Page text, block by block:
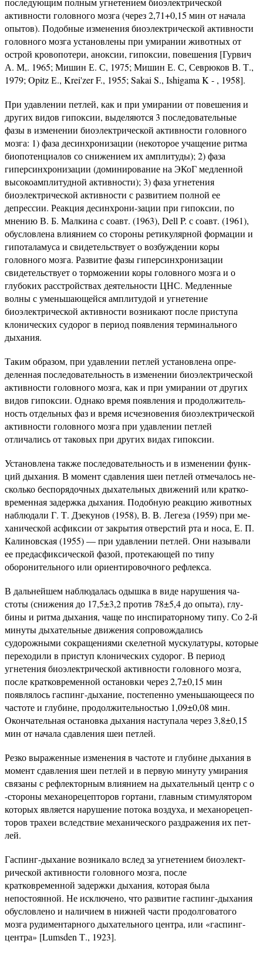
активности головного мозга (через 2,71+0,15 мин от начала
опытов). Подобные изменения биоэлектрической актив­ности
головного мозга установлены при умирании животных от
острой кровопотери, аноксии, гипоксии, повешения [Гурвич
А. М,. 1965; Мишин Е. С, 1975; Мишин Е. С, Севрюков В. Т.,
1979; Opitz Е., Krei'zer F., 1955; Sakai S., Ishigama K - , 1958].
При удавлении петлей, как и при умирании от повешения и
других видов гипоксии, выделяются 3 последовательные
фазы в изменении биоэлектрической активности головного
мозга: 1) фаза десинхронизации (некоторое учащение ритма
биопо­тенциалов со снижением их амплитуды); 2) фаза
гиперсинхро­низации (доминирование на ЭКоГ медленной
высокоамплитуд­ной активности); 3) фаза угнетения
биоэлектрической актив­ности с развитием полной ее
депрессии. Реакция десинхрони-зации при гипоксии, по
мнению В. Б. Малкина с соавт. (1963), Dell P. с соавт. (1961),
обусловлена влиянием со стороны ре­тикулярной формации и
гипоталамуса и свидетельствует о возбуждении коры
головного мозга. Развитие фазы гиперсинх­ронизации
свидетельствует о торможении коры головного моз­га и о
глубоких расстройствах деятельности ЦНС. Медленные
волны с уменьшающейся амплитудой и угнетение
биоэлектри­ческой активности возникают после приступа
клонических су­дорог в период появления терминального
дыхания.
Таким образом, при удавлении петлей установлена опре­
деленная последовательность в изменении биоэлектрической
активности головного мозга, как и при умирании от других
видов гипоксии. Однако время появления и продолжитель­
ность отдельных фаз и время исчезновения биоэлектрической
активности головного мозга при удавлении петлей
отличались от таковых при других видах гипоксии.
Установлена также последовательность и в изменении функ­
ций дыхания. В момент сдавления шеи петлей отмечалось не­
сколько беспорядочных дыхательных движений или кратко­
временная задержка дыхания. Подобную реакцию животных
наблюдали Г. Т. Дзекунов (1958), В. В. Легеза (1959) при ме­
ханической асфиксии от закрытия отверстий рта и носа, Е. П.
Калиновская (1955) — при удавлении петлей. Они назы­вали
ее предасфиксической фазой, протекающей по типу
оборонительного или ориентировочного рефлекса.
В дальнейшем наблюдалась одышка в виде нарушения ча­
стоты (снижения до 17,5±3,2 против 78±5,4 до опыта), глу­
бины и ритма дыхания, чаще по инспираторному типу. Со 2-й
минуты дыхательные движения сопровождались
судорожными сокращениями скелетной мускулатуры, которые
переходили в приступ клонических судорог. В период
угнетения биоэлектри­ческой активности головного мозга,
после кратковременной остановки через 2,7±0,15 мин
появлялось гаспинг-дыхание, постепенно уменьшающееся по
частоте и глубине, продолжи­тельностью 1,09±0,08 мин.
Окончательная остановка дыхания наступала через 3,8±0,15
мин от начала сдавления шеи пет­лей.
Резко выраженные изменения в частоте и глубине дыхания в
момент сдавления шеи петлей и в первую минуту умирания
связаны с рефлекторным влиянием на дыхательный центр с о
-стороны механорецепторов гортани, главным стимулятором
которых является нарушение потока воздуха, и механорецеп-
торов трахеи вследствие механического раздражения их пет­
лей.
Гаспинг-дыхание возникало вслед за угнетением биоэлект­
рической активности головного мозга, после
кратковременной задержки дыхания, которая была
непостоянной. Не исключено, что развитие гаспинг-дыхания
обусловлено и наличием в ниж­ней части продолговатого
мозга рудиментарного дыхательного центра, или «гаспинг-
центра» [Lumsden Т., 1923].